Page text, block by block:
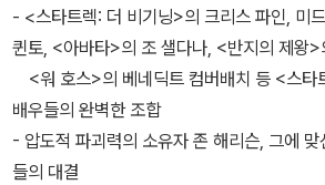
- <스타트렉: 더 비기닝>의 크리스 파인, 미
퀸토, <아바타>의 조 샐다나, <반지의 제왕>
<워 호스>의 베네딕트 컴버배치 등 <스타
배우들의 완벽한 조합
- 압도적 파괴력의 소유자 존 해리슨, 그에
들의 대결